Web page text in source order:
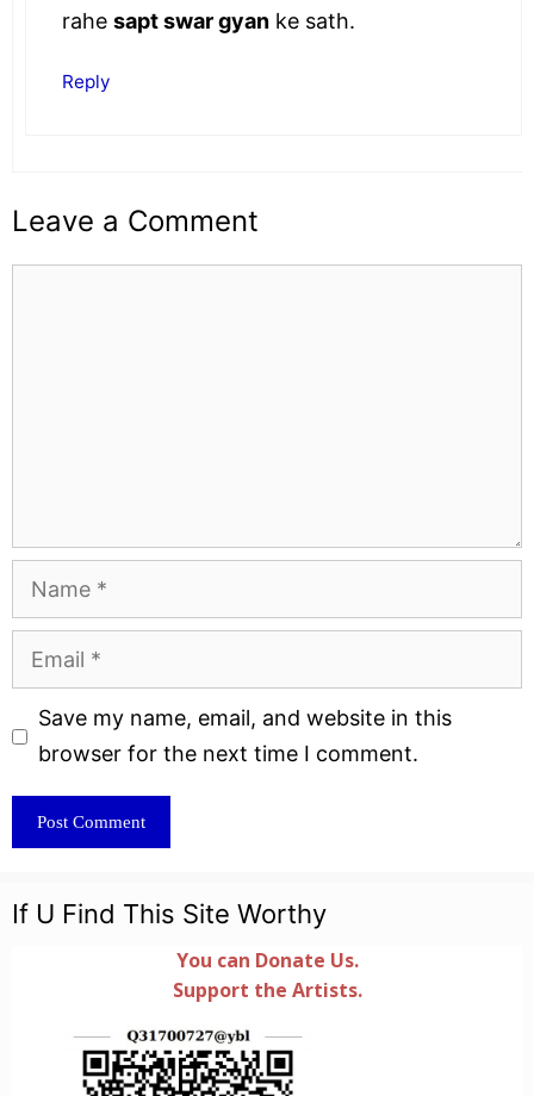
rahe sapt swar gyan ke sath.
Reply
Leave a Comment
Name
Email
Website
Save my name, email, and website in this
browser for the next time I comment.
If U Find This Site Worthy